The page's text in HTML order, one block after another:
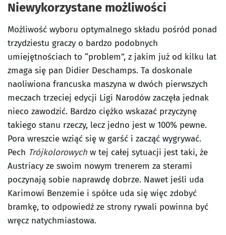
Niewykorzystane możliwości
Możliwość wyboru optymalnego składu pośród ponad
trzydziestu graczy o bardzo podobnych
umiejętnościach to “problem”, z jakim już od kilku lat
zmaga się pan Didier Deschamps. Ta doskonale
naoliwiona francuska maszyna w dwóch pierwszych
meczach trzeciej edycji Ligi Narodów zaczęła jednak
nieco zawodzić. Bardzo ciężko wskazać przyczynę
takiego stanu rzeczy, lecz jedno jest w 100% pewne.
Pora wreszcie wziąć się w garść i zacząć wygrywać.
Pech Trójkolorowych w tej całej sytuacji jest taki, że
Austriacy ze swoim nowym trenerem za sterami
poczynają sobie naprawdę dobrze. Nawet jeśli uda
Karimowi Benzemie i spółce uda się więc zdobyć
bramkę, to odpowiedź ze strony rywali powinna być
wręcz natychmiastowa.